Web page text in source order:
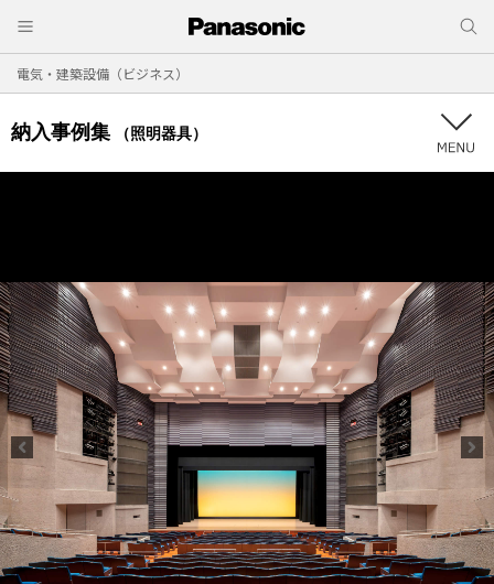
電気・建築設備（ビジネス）
納入事例集 （照明器具）